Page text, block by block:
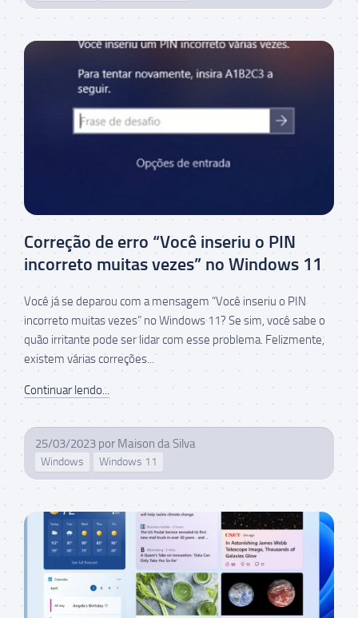
Correção de erro “Você inseriu o PIN
incorreto muitas vezes” no Windows 11
Você já se deparou com a mensagem “Você inseriu o PIN
incorreto muitas vezes” no Windows 11? Se sim, você sabe o
quão irritante pode ser lidar com esse problema. Felizmente,
existem várias correções...
Continuar lendo...
25/03/2023 por Maison da Silva
Windows Windows 11